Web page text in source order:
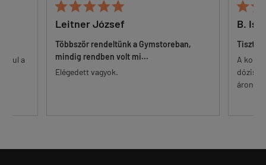
alul a

Leitner József
Többször rendeltünk a Gymstoreban,
mindig rendben volt mi...
Elégedett vagyok.

B.
A
dózisú
áron.